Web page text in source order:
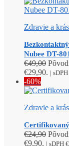
Zdravie a
Nubee DT-
€49,00
€29,90. | sDPH
-60%
Zdravie a
€24,90
€9,90. | sDPH €